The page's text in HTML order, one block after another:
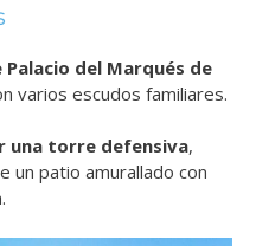
del Marqués de
varios escudos familiares.
una torre defensiva,
un patio amurallado con